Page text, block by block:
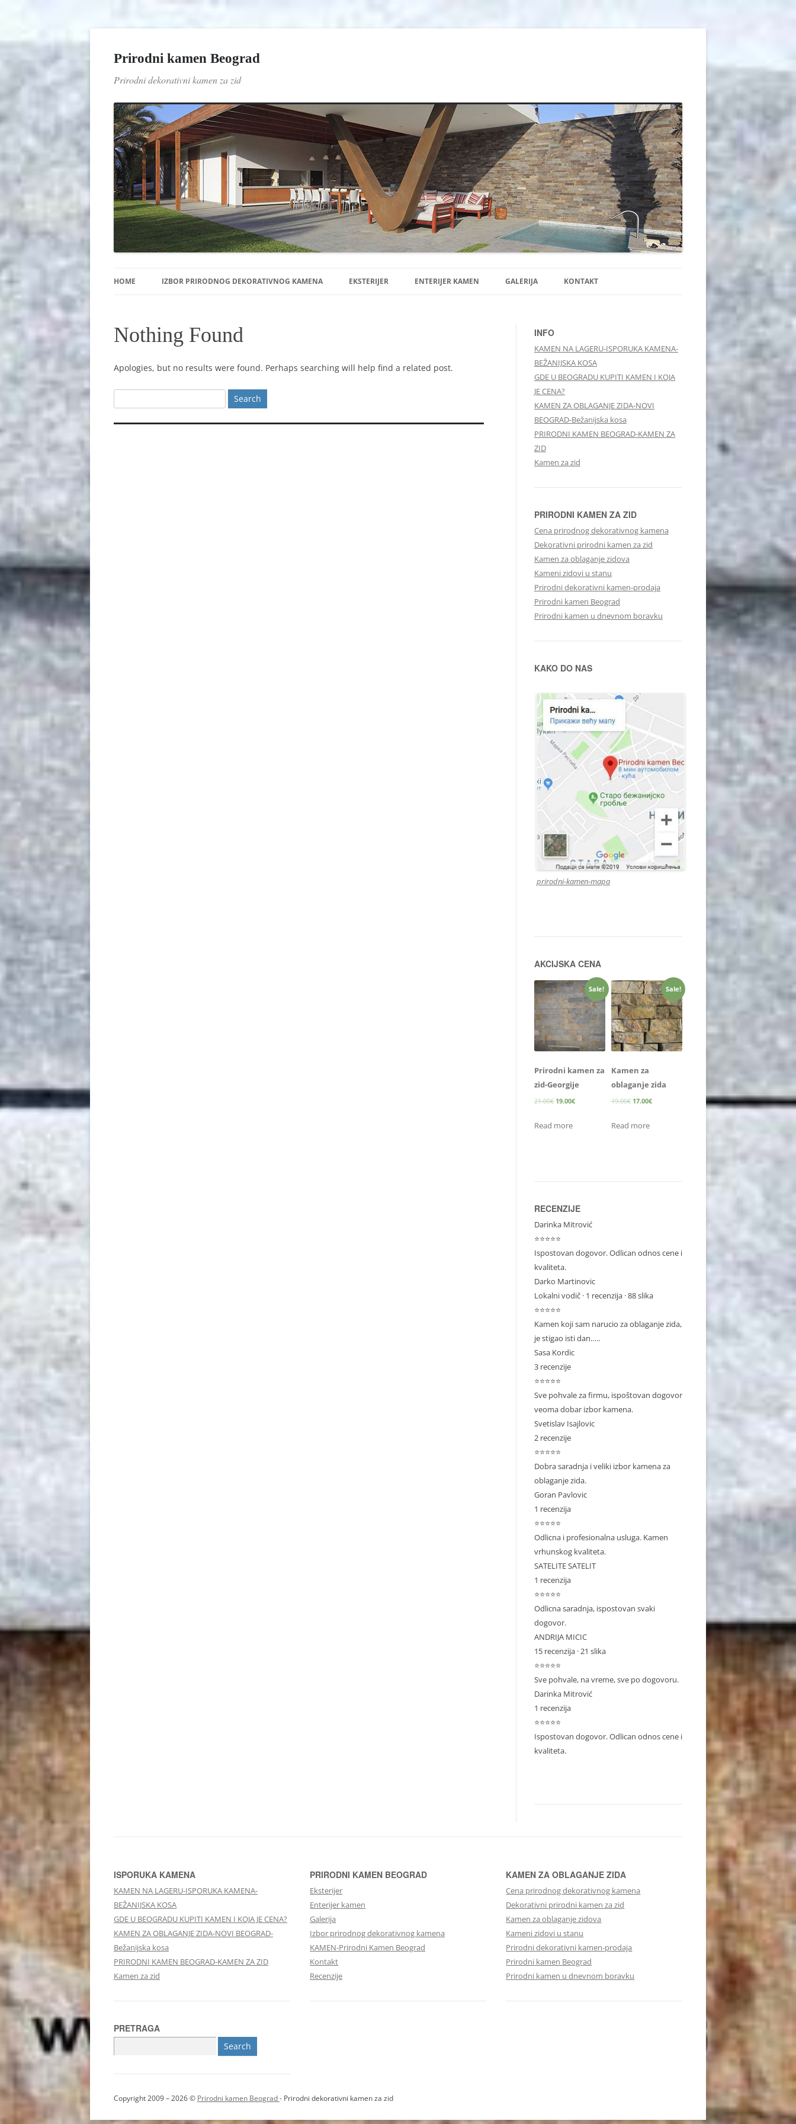
Prirodni kamen Beograd
Prirodni dekorativni kamen za zid
HOME IZBOR PRIRODNOG DEKORATIVNOG KAMENA EKSTERIJER ENTERIJER KAMEN GALERIJA KONTAKT
Nothing Found
Apologies, but no results were found. Perhaps searching will help find a related post.
for:
INFO
KAMEN NA LAGERU-ISPORUKA KAMENA-
BEŽANIJSKA KOSA
GDE U BEOGRADU KUPITI KAMEN I KOJA
JE CENA?
KAMEN ZA OBLAGANJE ZIDA-NOVI
BEOGRAD-Bežanijska kosa
PRIRODNI KAMEN BEOGRAD-KAMEN ZA
ZID
Kamen za zid
PRIRODNI KAMEN ZA ZID
Cena prirodnog dekorativnog kamena
Dekorativni prirodni kamen za zid
Kamen za oblaganje zidova
Kameni zidovi u stanu
Prirodni dekorativni kamen-prodaja
Prirodni kamen Beograd
Prirodni kamen u dnevnom boravku
KAKO DO NAS
prirodni-kamen-mapa
AKCIJSKA CENA
Sale!
Prirodni kamen za
zid-Georgije
21.00€ 19.00€
Read more
Sale!
Kamen za
oblaganje zida
19.00€ 17.00€
Read more
RECENZIJE
Darinka Mitrović
⭐⭐⭐⭐⭐
Ispostovan dogovor. Odlican odnos cene i
kvaliteta.
Darko Martinovic
Lokalni vodič · 1 recenzija · 88 slika
⭐⭐⭐⭐⭐
Kamen koji sam narucio za oblaganje zida,
je stigao isti dan…..
Sasa Kordic
3 recenzije
⭐⭐⭐⭐⭐
Sve pohvale za firmu, ispoštovan dogovor
veoma dobar izbor kamena.
Svetislav Isajlovic
2 recenzije
⭐⭐⭐⭐⭐
Dobra saradnja i veliki izbor kamena za
oblaganje zida.
Goran Pavlovic
1 recenzija
⭐⭐⭐⭐⭐
Odlicna i profesionalna usluga. Kamen
vrhunskog kvaliteta.
SATELITE SATELIT
1 recenzija
⭐⭐⭐⭐⭐
Odlicna saradnja, ispostovan svaki
dogovor.
ANDRIJA MICIC
15 recenzija · 21 slika
⭐⭐⭐⭐⭐
Sve pohvale, na vreme, sve po dogovoru.
Darinka Mitrović
1 recenzija
⭐⭐⭐⭐⭐
Ispostovan dogovor. Odlican odnos cene i
kvaliteta.
ISPORUKA KAMENA
KAMEN NA LAGERU-ISPORUKA KAMENA-
BEŽANIJSKA KOSA
GDE U BEOGRADU KUPITI KAMEN I KOJA JE CENA?
KAMEN ZA OBLAGANJE ZIDA-NOVI BEOGRAD-
Bežanijska kosa
PRIRODNI KAMEN BEOGRAD-KAMEN ZA ZID
Kamen za zid
PRETRAGA
for:
PRIRODNI KAMEN BEOGRAD
Eksterijer
Enterijer kamen
Galerija
Izbor prirodnog dekorativnog kamena
KAMEN-Prirodni Kamen Beograd
Kontakt
Recenzije
KAMEN ZA OBLAGANJE ZIDA
Cena prirodnog dekorativnog kamena
Dekorativni prirodni kamen za zid
Kamen za oblaganje zidova
Kameni zidovi u stanu
Prirodni dekorativni kamen-prodaja
Prirodni kamen Beograd
Prirodni kamen u dnevnom boravku
Copyright 2009 – 2026 © Prirodni kamen Beograd- Prirodni dekorativni kamen za zid